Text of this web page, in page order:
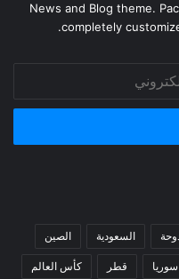
News and Blog theme.
completely
السعودية الصين
سوريا قطر كأس العالم